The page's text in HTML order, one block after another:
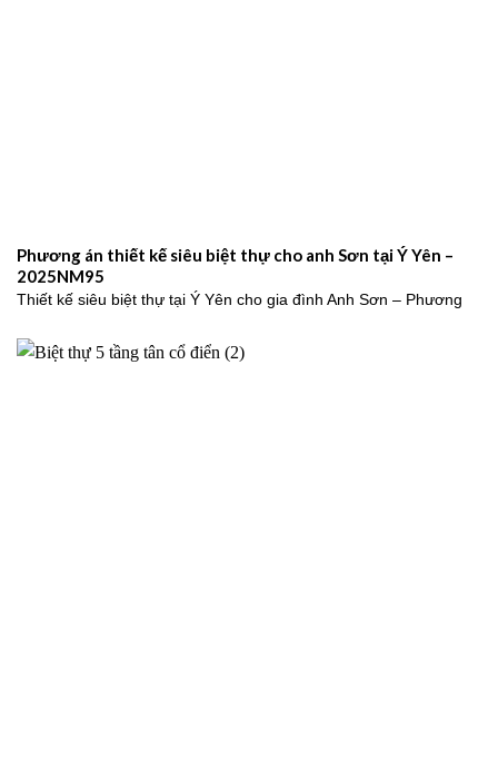
Phương án thiết kế siêu biệt thự cho anh Sơn tại Ý Yên –
2025NM95
Thiết kế siêu biệt thự tại Ý Yên cho gia đình Anh Sơn – Phương